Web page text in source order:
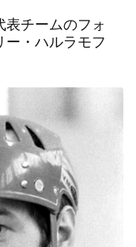
チームのフォ
ー・ハルラモフ